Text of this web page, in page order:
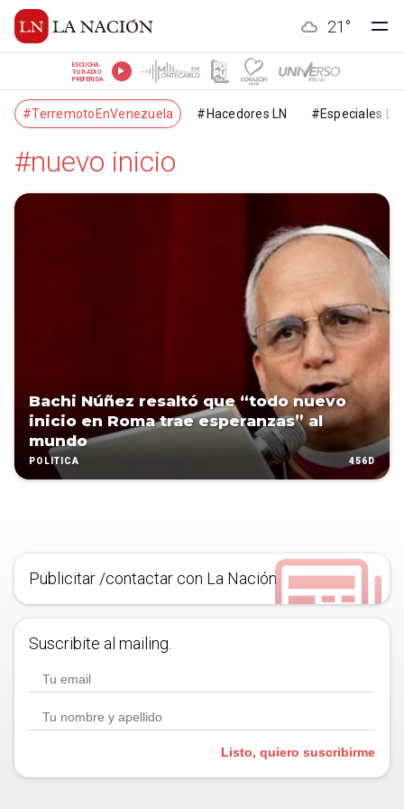
21 °
ESCUCHÁ
TU RADIO
PREFERIDA
#TerremotoEnVenezuela #Hacedores LN #Especiales LN
#nuevo inicio
Bachi Núñez resaltó que “todo nuevo
inicio en Roma trae esperanzas” al
mundo
POLÍTICA 456D
Publicitar /contactar con La Nación
Suscribite al mailing.
Listo, quiero suscribirme